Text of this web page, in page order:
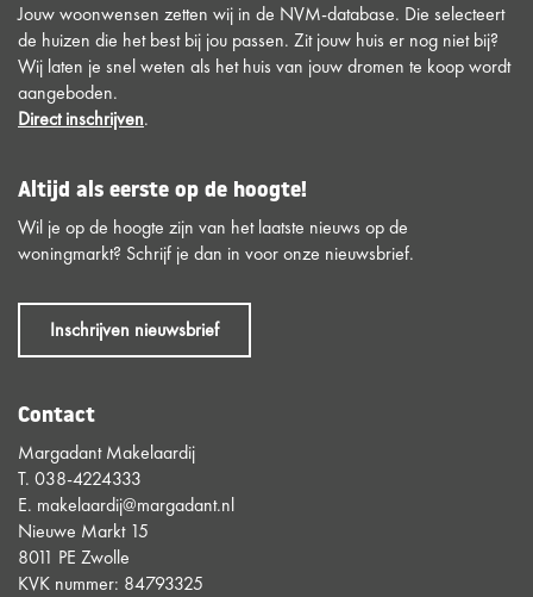
Jouw woonwensen zetten wij in de NVM-database. Die selecteert
de huizen die het best bij jou passen. Zit jouw huis er nog niet bij?
Wij laten je snel weten als het huis van jouw dromen te koop wordt
aangeboden.
Direct inschrijven.
Altijd als eerste op de hoogte!
Wil je op de hoogte zijn van het laatste nieuws op de
woningmarkt? Schrijf je dan in voor onze nieuwsbrief.
Inschrijven nieuwsbrief
Contact
Margadant Makelaardij
T. 038-4224333
E. makelaardij@margadant.nl
Nieuwe Markt 15
8011 PE Zwolle
KVK nummer: 84793325